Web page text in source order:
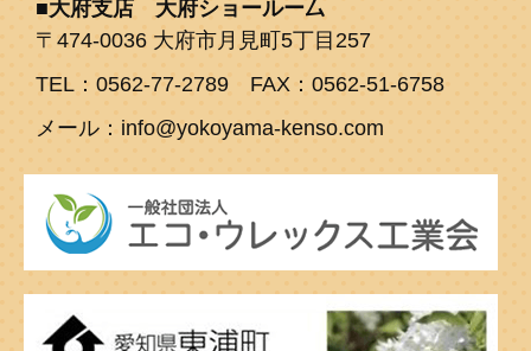
大府支店 大府ショールー厶
〒474-0036 大府市月見町5丁目257
TEL：0562-77-2789 FAX：0562-51-6758
メール：info@yokoyama-kenso.com